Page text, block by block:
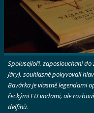
Spolusejloři, zaposlouchaní
Járy), souhlasně pokyvovali
Bavárka je vlastně legendami
řeckými EU vodami, ale
delfínů.